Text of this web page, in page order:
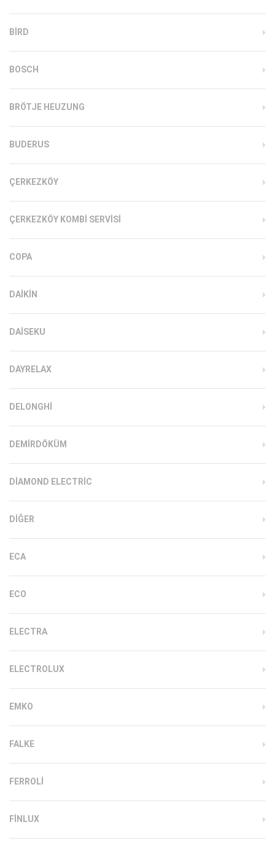
BIRD
BOSCH
BRÖTJE HEUZUNG
BUDERUS
ÇERKEZKÖY
ÇERKEZKÖY KOMBI SERVISI
COPA
DAIKIN
DAISEKU
DAYRELAX
DELONGHI
DEMIRDÖKÜM
DIAMOND ELECTRIC
DIĞER
ECA
ECO
ELECTRA
ELECTROLUX
EMKO
FALKE
FERROLI
FINLUX